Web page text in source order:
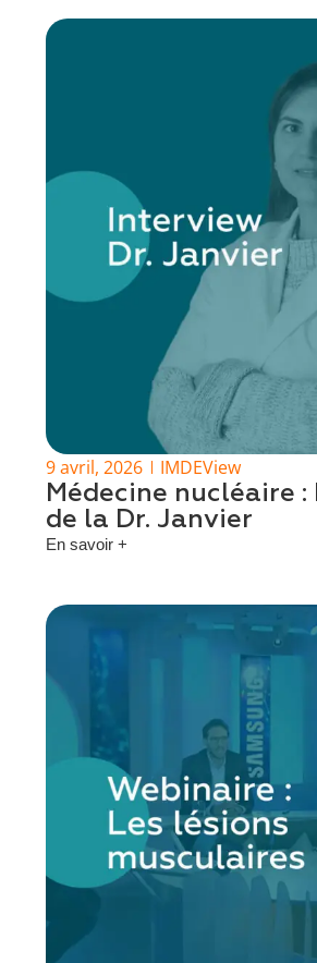
9 avril, 2026 IMDEView
Médecine nucléaire
de la Dr. Janvier
En savoir +